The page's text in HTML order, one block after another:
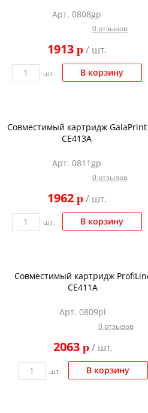
Арт. 0808gp
0 отзывов
1913 p/ шт.
шт. В корзину
Совместимый картридж GalaPrint
CE413A
Арт. 0811gp
0 отзывов
1962 p/ шт.
шт. В корзину
Совместимый картридж
CE411A
Арт. 0809pl
0 отзывов
2063 p/ шт.
шт. В корзину